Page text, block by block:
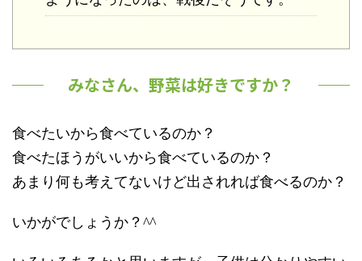
みなさん、野菜は好きですか？
食べたいから食べているのか？
食べたほうがいいから食べているのか？
あまり何も考えてないけど出されれば食べるのか？
いかがでしょうか？^^